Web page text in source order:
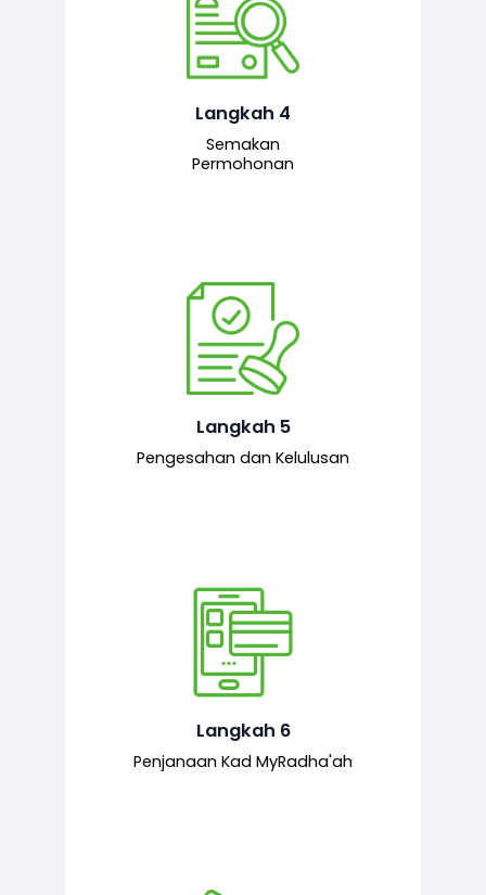
Langkah 4
Semakan
Permohonan
Pegawai penyemak menyemak
maklumat yang dikemukakan. Jika
semua maklumat adalah lengkap dan
kepada pegawai pelulus untuk
tindakan seterusnya.
Langkah 5
Pengesahan dan Kelulusan
Pegawai pelulus menilai permohonan
dan memberi pengesahan serta
kelulusan akhir sekiranya semuanya
mematuhi syarat ditetapkan.
Langkah 6
Penjanaan Kad MyRadha'ah
Setelah permohonan diluluskan, kad
MyRadha’ah akan dijana.